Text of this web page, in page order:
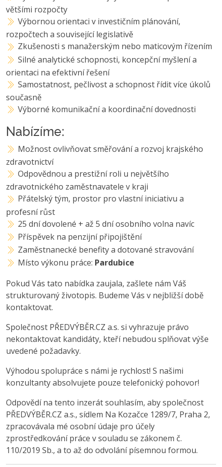
většími rozpočty
Výbornou orientaci v investičním plánování,
rozpočtech a související legislativě
Zkušenosti s manažerským nebo maticovým řízením
Silné analytické schopnosti, koncepční myšlení a
orientaci na efektivní řešení
Samostatnost, pečlivost a schopnost řídit více úkolů
současně
Výborné komunikační a koordinační dovednosti
Nabízíme:
Možnost ovlivňovat směřování a rozvoj krajského
zdravotnictví
Odpovědnou a prestižní roli u největšího
zdravotnického zaměstnavatele v kraji
Přátelský tým, prostor pro vlastní iniciativu a
profesní růst
25 dní dovolené + až 5 dní osobního volna navíc
Příspěvek na penzijní připojištění
Zaměstnanecké benefity a dotované stravování
Místo výkonu práce: Pardubice
Pokud Vás tato nabídka zaujala, zašlete nám Váš
strukturovaný životopis. Budeme Vás v nejbližší době
kontaktovat.
Společnost PŘEDVÝBĚR.CZ a.s. si vyhrazuje právo
nekontaktovat kandidáty, kteří nebudou splňovat výše
uvedené požadavky.
Výhodou spolupráce s námi je rychlost! S našimi
konzultanty absolvujete pouze telefonický pohovor!
Odpovědí na tento inzerát souhlasím, aby společnost
PŘEDVÝBĚR.CZ a.s., sídlem Na Kozačce 1289/7, Praha 2,
zpracovávala mé osobní údaje pro účely
zprostředkování práce v souladu se zákonem č.
110/2019 Sb., a to až do odvolání písemnou formou.